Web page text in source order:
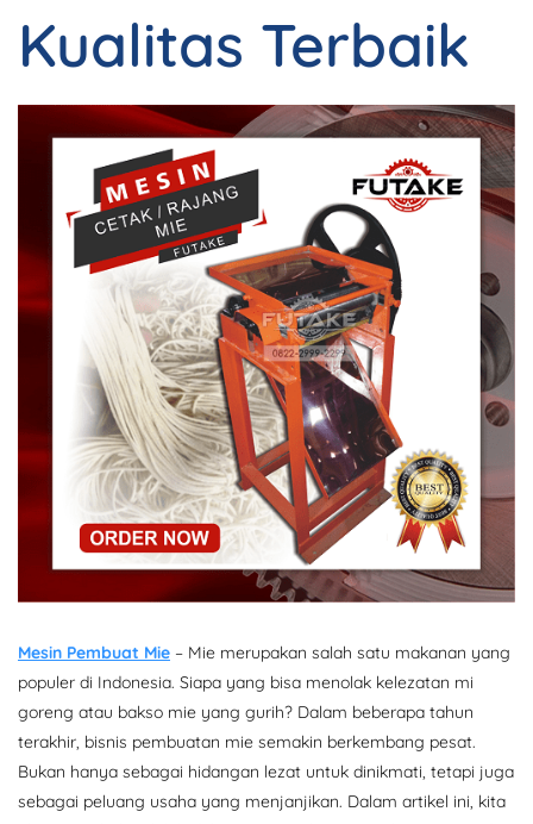
Kualitas Terbaik
Mesin Pembuat Mie – Mie merupakan salah satu makanan yang
populer di Indonesia. Siapa yang bisa menolak kelezatan mi
goreng atau bakso mie yang gurih? Dalam beberapa tahun
terakhir, bisnis pembuatan mie semakin berkembang pesat.
Bukan hanya sebagai hidangan lezat untuk dinikmati, tetapi juga
sebagai peluang usaha yang menjanjikan. Dalam artikel ini, kita